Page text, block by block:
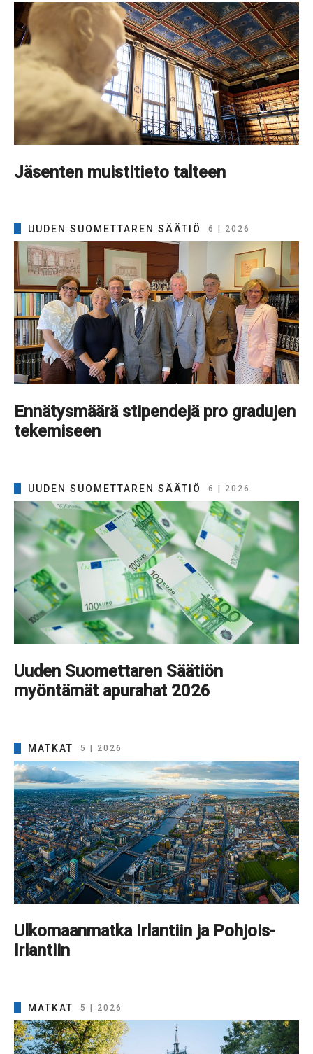
Jäsenten muistitieto talteen
UUDEN SUOMETTAREN SÄÄTIÖ 6 | 2026
Ennätysmäärä stipendejä pro gradujen
tekemiseen
UUDEN SUOMETTAREN SÄÄTIÖ 6 | 2026
Uuden Suomettaren Säätiön
myöntämät apurahat 2026
MATKAT 5 | 2026
Ulkomaanmatka Irlantiin ja Pohjois-
Irlantiin
MATKAT 5 | 2026